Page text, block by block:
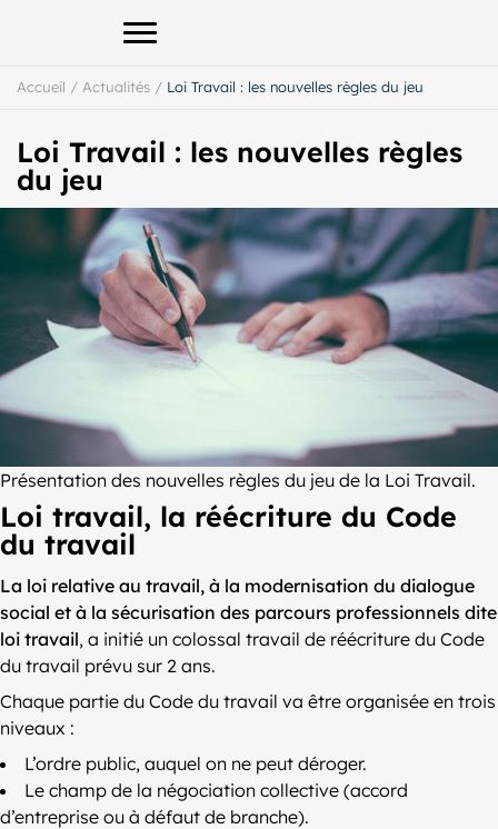
Afficher le menu principal
Accueil / Actualités / Loi Travail : les nouvelles règles du jeu
Loi Travail : les nouvelles règles
du jeu
Présentation des nouvelles règles du jeu de la Loi Travail.
Loi travail, la réécriture du Code
du travail
La loi relative au travail, à la modernisation du dialogue
social et à la sécurisation des parcours professionnels dite
loi travail, a initié un colossal travail de réécriture du Code
du travail prévu sur 2 ans.
Chaque partie du Code du travail va être organisée en trois
niveaux :
L’ordre public, auquel on ne peut déroger.
Le champ de la négociation collective (accord
d’entreprise ou à défaut de branche).